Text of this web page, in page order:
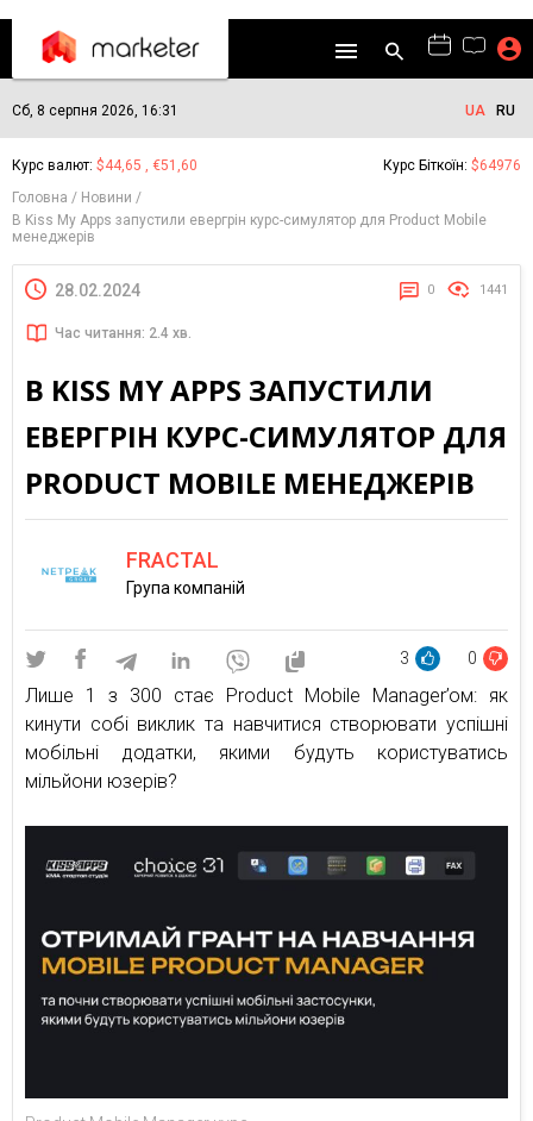
Сб, 8 серпня 2026, 16:31 UA RU
Курс валют: $44,65 , €51,60 Курс Біткоїн: $64976
Головна
Новини
В Kiss My Apps запустили евергрін курс-симулятор для Product Mobile
менеджерів
28.02.2024 0 1441
Час читання: 2.4 хв.
В KISS MY APPS ЗАПУСТИЛИ
ЕВЕРГРІН КУРС-СИМУЛЯТОР ДЛЯ
PRODUCT MOBILE МЕНЕДЖЕРІВ
FRACTAL
Група компаній
3 0
Лише 1 з 300 стає Product Mobile Manager’oм: як
кинути собі виклик та навчитися створювати успішні
мобільні додатки, якими будуть користуватись
мільйони юзерів?